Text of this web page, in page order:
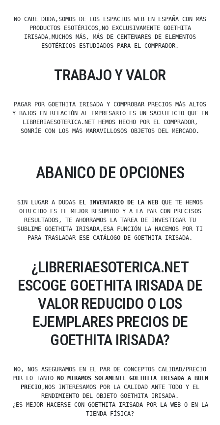
NO CABE DUDA,SOMOS DE LOS ESPACIOS WEB EN ESPAÑA CON MÁS
PRODUCTOS ESOTÉRICOS,NO EXCLUSIVAMENTE GOETHITA
IRISADA,MUCHOS MÁS, MÁS DE CENTENARES DE ELEMENTOS
ESOTÉRICOS ESTUDIADOS PARA EL COMPRADOR.
TRABAJO Y VALOR
PAGAR POR GOETHITA IRISADA Y COMPROBAR PRECIOS MÁS ALTOS
Y BAJOS EN RELACIÓN AL EMPRESARIO ES UN SACRIFICIO QUE EN
LIBRERIAESOTERICA.NET HEMOS HECHO POR EL COMPRADOR,
SONRÍE CON LOS MÁS MARAVILLOSOS OBJETOS DEL MERCADO.
ABANICO DE OPCIONES
SIN LUGAR A DUDAS EL INVENTARIO DE LA WEB QUE TE HEMOS
OFRECIDO ES EL MEJOR RESUMIDO Y A LA PAR CON PRECISOS
RESULTADOS, TE AHORRAMOS LA TAREA DE INVESTIGAR TU
SUBLIME GOETHITA IRISADA,ESA FUNCIÓN LA HACEMOS POR TI
PARA TRASLADAR ESE CATÁLOGO DE GOETHITA IRISADA.
¿LIBRERIAESOTERICA.NET
ESCOGE GOETHITA IRISADA DE
VALOR REDUCIDO O LOS
EJEMPLARES PRECIOS DE
GOETHITA IRISADA?
NO, NOS ASEGURAMOS EN EL PAR DE CONCEPTOS CALIDAD/PRECIO
POR LO TANTO
NO MIRAMOS SOLAMENTE GOETHITA IRISADA A BUEN
PRECIO,NOS INTERESAMOS POR LA CALIDAD ANTE TODO Y EL
RENDIMIENTO DEL OBJETO GOETHITA IRISADA.
¿ES MEJOR HACERSE CON GOETHITA IRISADA POR LA WEB O EN LA
TIENDA FÍSICA?